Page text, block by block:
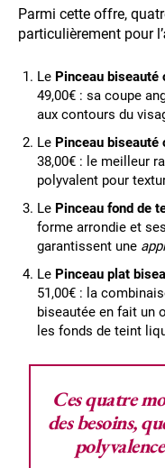
Parmi cette offre,
particulièrement pour l’
Le Pinceau biseauté
49,00€ : sa coupe
aux contours du
Le Pinceau biseauté
38,00€ : le meilleur
polyvalent pour
Le Pinceau fond de
forme arrondie et
garantissent une
Le Pinceau plat
51,00€ : la
biseautée en fait un
les fonds de teint
Ces quatre
des besoins,